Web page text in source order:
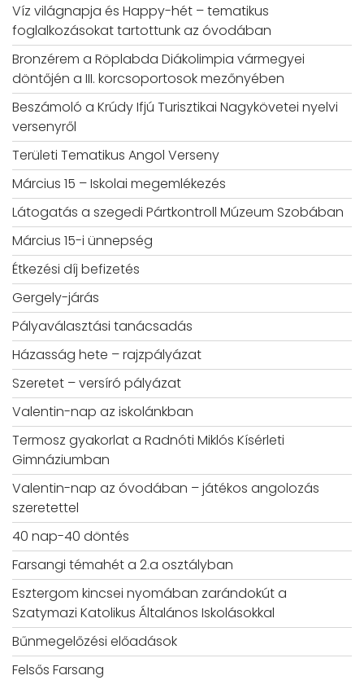
Víz világnapja és Happy-hét – tematikus
foglalkozásokat tartottunk az óvodában
Bronzérem a Röplabda Diákolimpia vármegyei
döntőjén a III. korcsoportosok mezőnyében
Beszámoló a Krúdy Ifjú Turisztikai Nagykövetei nyelvi
versenyről
Területi Tematikus Angol Verseny
Március 15 – Iskolai megemlékezés
Látogatás a szegedi Pártkontroll Múzeum Szobában
Március 15-i ünnepség
Étkezési díj befizetés
Gergely-járás
Pályaválasztási tanácsadás
Házasság hete – rajzpályázat
Szeretet – versíró pályázat
Valentin-nap az iskolánkban
Termosz gyakorlat a Radnóti Miklós Kísérleti
Gimnáziumban
Valentin-nap az óvodában – játékos angolozás
szeretettel
40 nap-40 döntés
Farsangi témahét a 2.a osztályban
Esztergom kincsei nyomában zarándokút a
Szatymazi Katolikus Általános Iskolásokkal
Bűnmegelőzési előadások
Felsős Farsang